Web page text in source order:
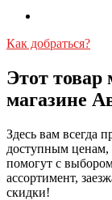
Как добраться?
Этот товар
магазине
Здесь вам всегда
доступным ценам,
помогут с
ассортимент,
скидки!